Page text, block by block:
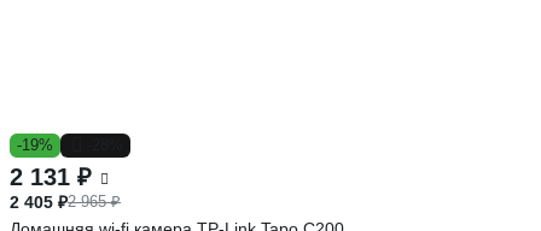
-19%
2 131 ₽
2 405 ₽2 965 ₽